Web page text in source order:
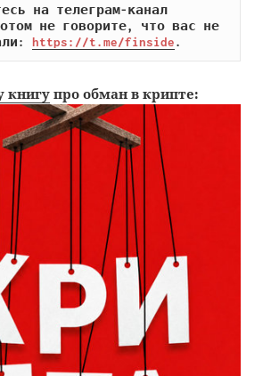
на телеграм-канал
не говорите, что вас не
https://t.me/finside.
книгупро обман в крипте: